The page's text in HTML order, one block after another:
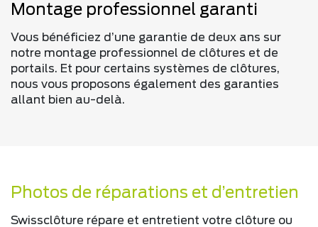
Montage professionnel garanti
Vous bénéficiez d’une garantie de deux ans sur
notre montage professionnel de clôtures et de
portails. Et pour certains systèmes de clôtures,
nous vous proposons également des garanties
allant bien au-delà.
Photos de réparations et d’entretien
Swissclôture répare et entretient votre clôture ou